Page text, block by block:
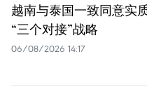
越南与泰国一致同意实
“三个对接”战略
06/08/2026 14:17